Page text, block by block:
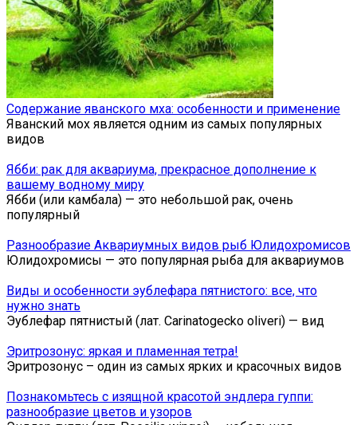
Содержание яванского мха: особенности и применение
Яванский мох является одним из самых популярных
видов
Ябби: рак для аквариума, прекрасное дополнение к
вашему водному миру
Ябби (или камбала) — это небольшой рак, очень
популярный
Разнообразие Аквариумных видов рыб Юлидохромисов
Юлидохромисы — это популярная рыба для аквариумов
Виды и особенности эублефара пятнистого: все, что
нужно знать
Эублефар пятнистый (лат. Carinatogecko oliveri) — вид
Эритрозонус: яркая и пламенная тетра!
Эритрозонус – один из самых ярких и красочных видов
Познакомьтесь с изящной красотой эндлера гуппи:
разнообразие цветов и узоров